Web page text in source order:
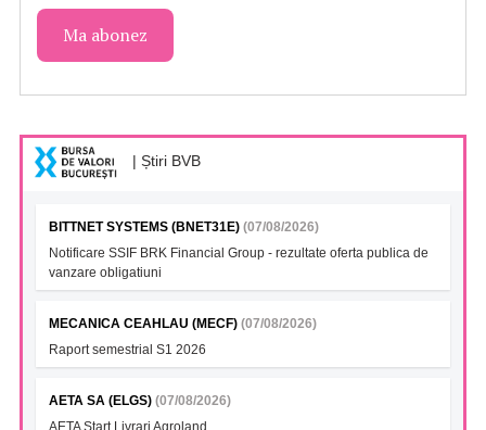
| Știri BVB
BITTNET SYSTEMS (BNET31E) (07/08/2026)
Notificare SSIF BRK Financial Group - rezultate oferta publica de
vanzare obligatiuni
MECANICA CEAHLAU (MECF) (07/08/2026)
Raport semestrial S1 2026
AETA SA (ELGS) (07/08/2026)
AETA Start Livrari Agroland